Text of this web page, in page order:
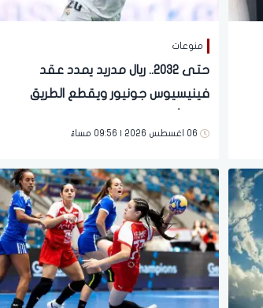
منوعات
حتى 2032.. ريال مدريد يمدد عقد
فينيسيوس جونيور ويقطع الطريق
06 اغسطس 2026 | 09:56 مساءً